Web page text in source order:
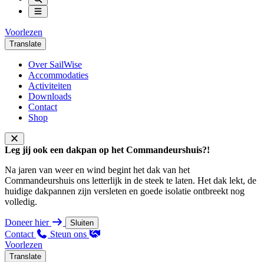
Voorlezen
Translate
Over SailWise
Accommodaties
Activiteiten
Downloads
Contact
Shop
Leg jij ook een dakpan op het Commandeurshuis?!
Na jaren van weer en wind begint het dak van het
Commandeurshuis ons letterlijk in de steek te laten. Het dak lekt, de
huidige dakpannen zijn versleten en goede isolatie ontbreekt nog
volledig.
Doneer hier Sluiten
Contact
Steun ons
Voorlezen
Translate